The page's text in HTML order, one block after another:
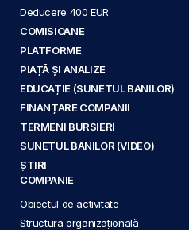
Deducere 400 EUR
COMISIOANE
PLATFORME
PIAȚĂ ȘI ANALIZE
EDUCAȚIE (SUNETUL BANILOR)
FINANȚARE COMPANII
TERMENI BURSIERI
SUNETUL BANILOR (VIDEO)
ȘTIRI
COMPANIE
Obiectul de activitate
Structura organizațională